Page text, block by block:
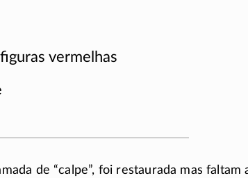
vermelhas
de “calpe”, foi restaurada mas faltam